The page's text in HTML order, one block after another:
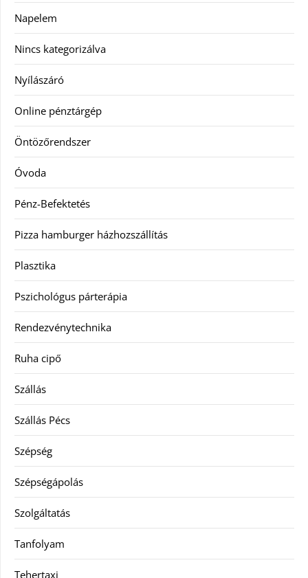
Napelem
Nincs kategorizálva
Nyílászáró
Online pénztárgép
Öntözőrendszer
Óvoda
Pénz-Befektetés
Pizza hamburger házhozszállítás
Plasztika
Pszichológus párterápia
Rendezvénytechnika
Ruha cipő
Szállás
Szállás Pécs
Szépség
Szépségápolás
Szolgáltatás
Tanfolyam
Tehertaxi